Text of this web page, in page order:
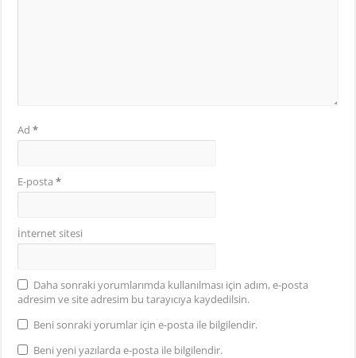
Ad*
E-posta*
İnternet sitesi
Daha sonraki yorumlarımda kullanılması için adım, e-posta
adresim ve site adresim bu tarayıcıya kaydedilsin.
Beni sonraki yorumlar için e-posta ile bilgilendir.
Beni yeni yazılarda e-posta ile bilgilendir.